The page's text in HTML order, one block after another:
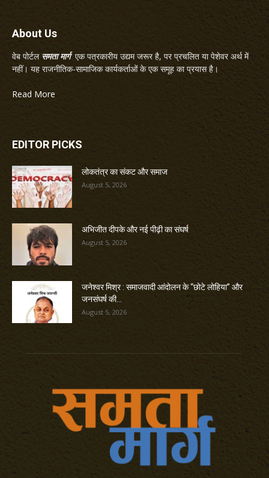
About Us
वेब पोर्टल समता मार्गएक पत्रकारीय उद्यम जरूर है, पर प्रचलित या पेशेवर अर्थ में
नहीं। यह राजनीतिक-सामाजिक कार्यकर्ताओं के एक समूह का प्रयास है।
Read More
EDITOR PICKS
लोकतंत्र का संकट और समाज
August 5, 2026
अभिजीत दीपके और नई पीढ़ी का संघर्ष
August 5, 2026
जनेश्वर मिश्र : समाजवादी आंदोलन के “छोटे लोहिया” और
जनसंघर्ष की...
August 5, 2026